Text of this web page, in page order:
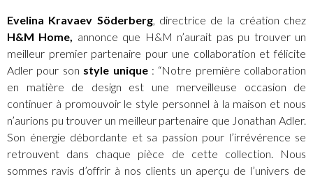
Evelina Kravaev Söderberg, directrice de la création chez
H&M Home, annonce que H&M n’aurait pas pu trouver un
meilleur premier partenaire pour une collaboration et félicite
Adler pour son style unique: “Notre première collaboration
en matière de design est une merveilleuse occasion de
continuer à promouvoir le style personnel à la maison et nous
n’aurions pu trouver un meilleur partenaire que Jonathan Adler.
Son énergie débordante et sa passion pour l’irrévérence se
retrouvent dans chaque pièce de cette collection. Nous
sommes ravis d’offrir à nos clients un aperçu de l’univers de